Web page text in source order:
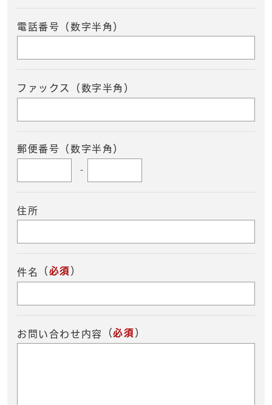
電話番号（数字半角）
ファックス（数字半角）
郵便番号（数字半角）
-
住所
件名 （ 必須 ）
お問い合わせ内容 （必須 ）